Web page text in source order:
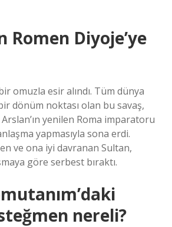
Romen Diyoje’ye
omuzla esir alındı. Tüm dünya
dönüm noktası olan bu savaş,
yenilen Roma imparatoru
yapmasıyla sona erdi.
ve ona iyi davranan Sultan,
göre serbest bıraktı.
nereli?